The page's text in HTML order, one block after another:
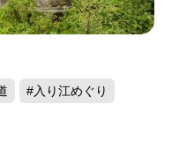
#入り江めぐり